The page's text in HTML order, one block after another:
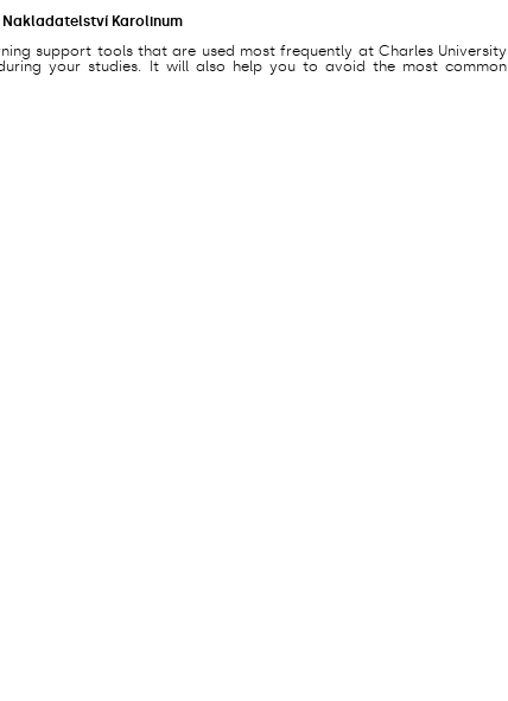
Karolinum
support tools that are used most frequently at Charles University
your studies. It will also help you to avoid the most common